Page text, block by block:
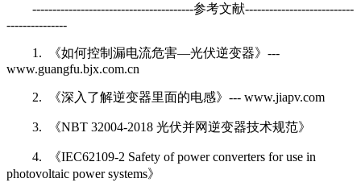
----------------------------------------参考文献---------------------------
---------------
1. 《如何控制漏电流危害—光伏逆变器》---
www.guangfu.bjx.com.cn
2. 《深入了解逆变器里面的电感》--- www.jiapv.com
3. 《NBT 32004-2018 光伏并网逆变器技术规范》
4. 《IEC62109-2 Safety of power converters for use in
photovoltaic power systems》